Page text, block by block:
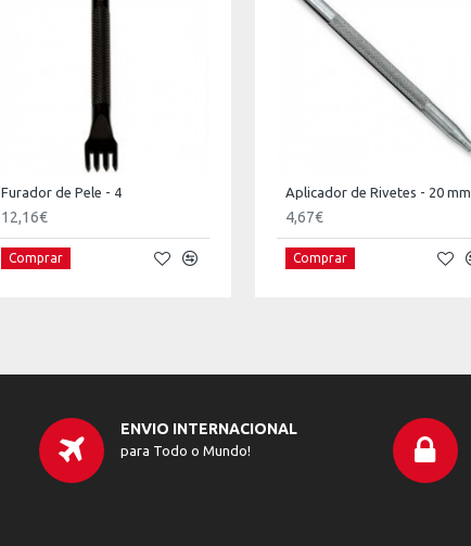
Furador de Pele - 4
12,16€
Comprar
Aplicador de Rivetes - 20 mm
4,67€
Comprar
ENVIO INTERNACIONAL
para Todo o Mundo!